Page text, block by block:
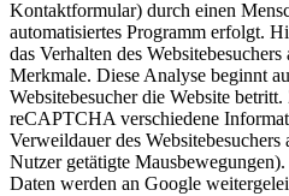
Kontaktformular) durch einen
automatisiertes Programm erfolgt.
das Verhalten des
Merkmale. Diese Analyse beginnt
Websitebesucher die Website
reCAPTCHA verschiedene
Verweildauer des
Nutzer getätigte
Daten werden an Google